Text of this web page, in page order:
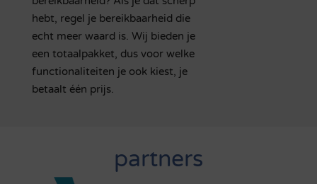
hebt, regel je bereikbaarheid die
echt meer waard is. Wij bieden je
een totaalpakket, dus voor welke
functionaliteiten je ook kiest, je
betaalt één prijs.
partners